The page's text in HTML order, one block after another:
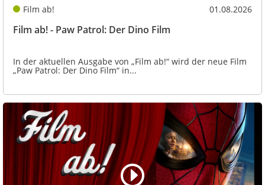
Film ab! 01.08.2026
Film ab! - Paw Patrol: Der Dino Film
In der aktuellen Ausgabe von „Film ab!“ wird der neue Film
„Paw Patrol: Der Dino Film“ in...